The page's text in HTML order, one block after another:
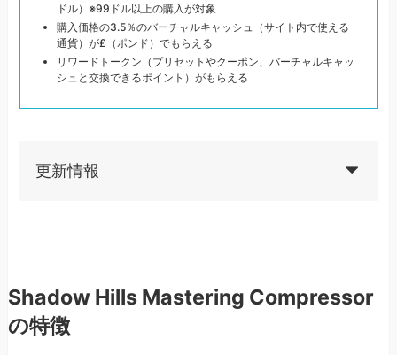
ドル）※99ドル以上の購入が対象
購入価格の3.5％のバーチャルキャッシュ（サイト内で使える
通貨）が£（ポンド）でもらえる
リワードトークン（プリセットやクーポン、バーチャルキャッ
シュと交換できるポイント）がもらえる
更新情報
Shadow Hills Mastering Compressor
の特徴